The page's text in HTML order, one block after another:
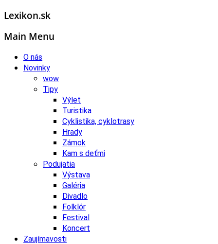
Lexikon.sk
Main Menu
O nás
Novinky
wow
Tipy
Výlet
Turistika
Cyklistika, cyklotrasy
Hrady
Zámok
Kam s deťmi
Podujatia
Výstava
Galéria
Divadlo
Folklór
Festival
Koncert
Zaujímavosti